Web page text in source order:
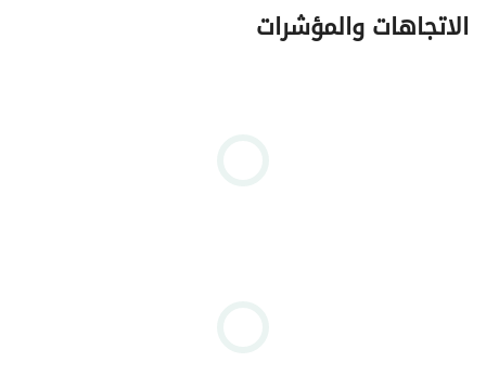
الاتجاهات والمؤشرات